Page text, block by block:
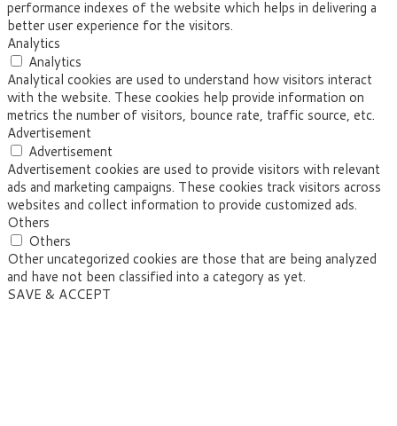
performance indexes of the website which helps in delivering a
better user experience for the visitors.
Analytics
Analytics
Analytical cookies are used to understand how visitors interact
with the website. These cookies help provide information on
metrics the number of visitors, bounce rate, traffic source, etc.
Advertisement
Advertisement
Advertisement cookies are used to provide visitors with relevant
ads and marketing campaigns. These cookies track visitors across
websites and collect information to provide customized ads.
Others
Others
Other uncategorized cookies are those that are being analyzed
and have not been classified into a category as yet.
SAVE & ACCEPT